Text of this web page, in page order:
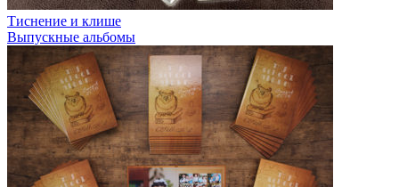
Тиснение и клише
Выпускные альбомы